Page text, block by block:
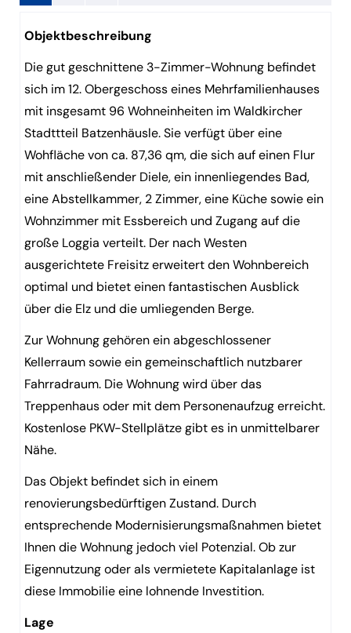
Objektbeschreibung
Die gut geschnittene 3-Zimmer-Wohnung befindet
sich im 12. Obergeschoss eines Mehrfamilienhauses
mit insgesamt 96 Wohneinheiten im Waldkircher
Stadttteil Batzenhäusle. Sie verfügt über eine
Wohfläche von ca. 87,36 qm, die sich auf einen Flur
mit anschließender Diele, ein innenliegendes Bad,
eine Abstellkammer, 2 Zimmer, eine Küche sowie ein
Wohnzimmer mit Essbereich und Zugang auf die
große Loggia verteilt. Der nach Westen
ausgerichtete Freisitz erweitert den Wohnbereich
optimal und bietet einen fantastischen Ausblick
über die Elz und die umliegenden Berge.
Zur Wohnung gehören ein abgeschlossener
Kellerraum sowie ein gemeinschaftlich nutzbarer
Fahrradraum. Die Wohnung wird über das
Treppenhaus oder mit dem Personenaufzug erreicht.
Kostenlose PKW-Stellplätze gibt es in unmittelbarer
Nähe.
Das Objekt befindet sich in einem
renovierungsbedürftigen Zustand. Durch
entsprechende Modernisierungsmaßnahmen bietet
Ihnen die Wohnung jedoch viel Potenzial. Ob zur
Eigennutzung oder als vermietete Kapitalanlage ist
diese Immobilie eine lohnende Investition.
Lage